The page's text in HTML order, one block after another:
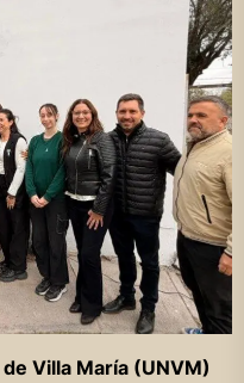
Villa María (UNVM)